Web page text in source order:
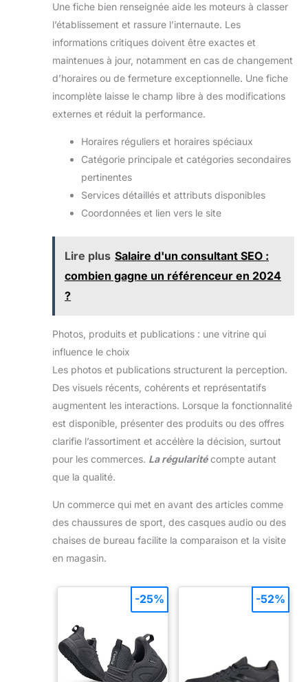
Une fiche bien renseignée aide les moteurs à classer
l’établissement et rassure l’internaute. Les
informations critiques doivent être exactes et
maintenues à jour, notamment en cas de changement
d’horaires ou de fermeture exceptionnelle. Une fiche
incomplète laisse le champ libre à des modifications
externes et réduit la performance.
Horaires réguliers et horaires spéciaux
Catégorie principale et catégories secondaires
pertinentes
Services détaillés et attributs disponibles
Coordonnées et lien vers le site
Lire plus Salaire d'un consultant SEO :
combien gagne un référenceur en 2024
?
Photos, produits et publications : une vitrine qui
influence le choix
Les photos et publications structurent la perception.
Des visuels récents, cohérents et représentatifs
augmentent les interactions. Lorsque la fonctionnalité
est disponible, présenter des produits ou des offres
clarifie l’assortiment et accélère la décision, surtout
pour les commerces. La régularitécompte autant
que la qualité.
Un commerce qui met en avant des articles comme
des chaussures de sport, des casques audio ou des
chaises de bureau facilite la comparaison et la visite
en magasin.
-25% -52%